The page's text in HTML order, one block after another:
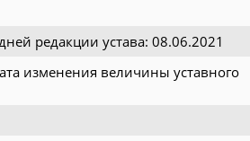
редакции устава: 08.06.2021
изменения величины уставного